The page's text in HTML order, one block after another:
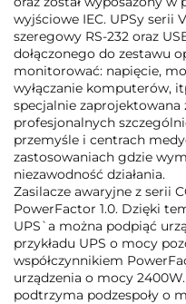
wyjściowe IEC. UPSy serii
szeregowy RS-232 oraz
dołączonego do zestawu
monitorować: napięcie,
wyłączanie komputerów,
specjalnie
profesjonalnych
przemyśle i centrach
zastosowaniach gdzie
niezawodność działania.
Zasilacze awaryjne z serii
PowerFactor 1.0. Dzięki
UPS`a można podpiąć
przykładu UPS o mocy
współczynnikiem
urządzenia o mocy
podtrzyma podzespoły o